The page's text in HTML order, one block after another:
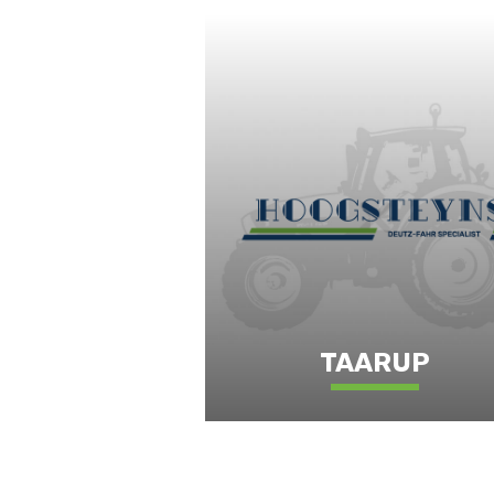
TAARUP